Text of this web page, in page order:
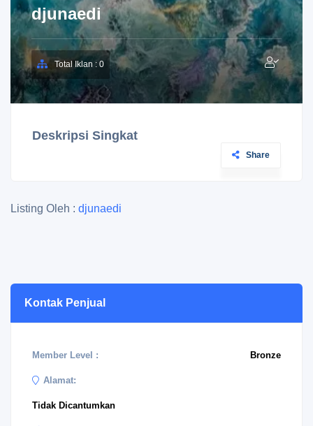
djunaedi
Total Iklan : 0
Deskripsi Singkat
Share
Listing Oleh : djunaedi
Kontak Penjual
Member Level : Bronze
Alamat:
Tidak Dicantumkan